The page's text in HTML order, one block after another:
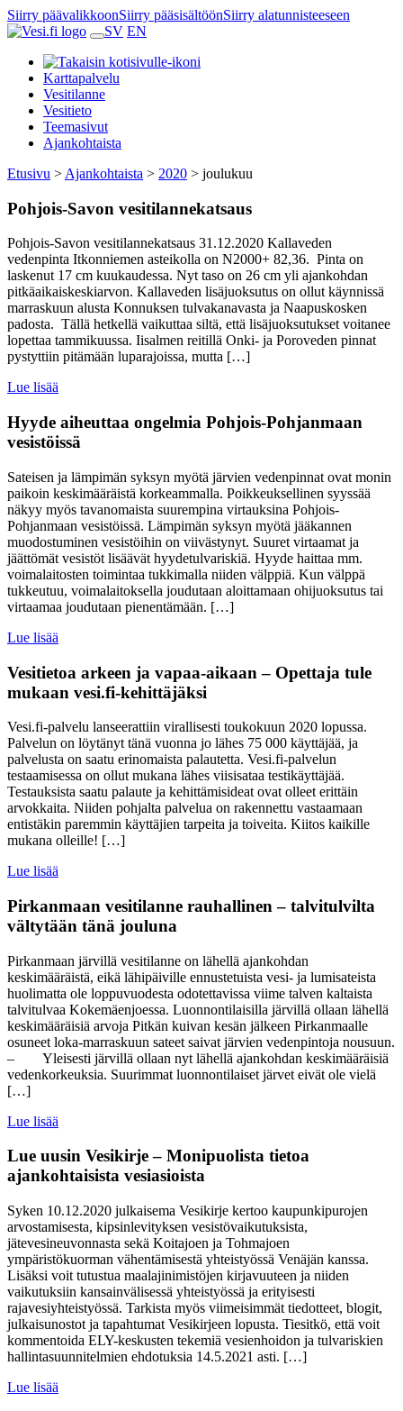
Siirry päävalikkoonSiirry pääsisältöönSiirry alatunnisteeseen
SV EN
Karttapalvelu
Vesitilanne
Vesitieto
Teemasivut
Ajankohtaista
Etusivu > Ajankohtaista > 2020 > joulukuu
Pohjois-Savon vesitilannekatsaus
Pohjois-Savon vesitilannekatsaus 31.12.2020 Kallaveden
vedenpinta Itkonniemen asteikolla on N2000+ 82,36. Pinta on
laskenut 17 cm kuukaudessa. Nyt taso on 26 cm yli ajankohdan
pitkäaikaiskeskiarvon. Kallaveden lisäjuoksutus on ollut käynnissä
marraskuun alusta Konnuksen tulvakanavasta ja Naapuskosken
padosta. Tällä hetkellä vaikuttaa siltä, että lisäjuoksutukset voitanee
lopettaa tammikuussa. Iisalmen reitillä Onki- ja Poroveden pinnat
pystyttiin pitämään luparajoissa, mutta […]
Lue lisää
Hyyde aiheuttaa ongelmia Pohjois-Pohjanmaan
vesistöissä
Sateisen ja lämpimän syksyn myötä järvien vedenpinnat ovat monin
paikoin keskimääräistä korkeammalla. Poikkeuksellinen syyssää
näkyy myös tavanomaista suurempina virtauksina Pohjois-
Pohjanmaan vesistöissä. Lämpimän syksyn myötä jääkannen
muodostuminen vesistöihin on viivästynyt. Suuret virtaamat ja
jäättömät vesistöt lisäävät hyydetulvariskiä. Hyyde haittaa mm.
voimalaitosten toimintaa tukkimalla niiden välppiä. Kun välppä
tukkeutuu, voimalaitoksella joudutaan aloittamaan ohijuoksutus tai
virtaamaa joudutaan pienentämään. […]
Lue lisää
Vesitietoa arkeen ja vapaa-aikaan – Opettaja tule
mukaan vesi.fi-kehittäjäksi
Vesi.fi-palvelu lanseerattiin virallisesti toukokuun 2020 lopussa.
Palvelun on löytänyt tänä vuonna jo lähes 75 000 käyttäjää, ja
palvelusta on saatu erinomaista palautetta. Vesi.fi-palvelun
testaamisessa on ollut mukana lähes viisisataa testikäyttäjää.
Testauksista saatu palaute ja kehittämisideat ovat olleet erittäin
arvokkaita. Niiden pohjalta palvelua on rakennettu vastaamaan
entistäkin paremmin käyttäjien tarpeita ja toiveita. Kiitos kaikille
mukana olleille! […]
Lue lisää
Pirkanmaan vesitilanne rauhallinen – talvitulvilta
vältytään tänä jouluna
Pirkanmaan järvillä vesitilanne on lähellä ajankohdan
keskimääräistä, eikä lähipäiville ennustetuista vesi- ja lumisateista
huolimatta ole loppuvuodesta odotettavissa viime talven kaltaista
talvitulvaa Kokemäenjoessa. Luonnontilaisilla järvillä ollaan lähellä
keskimääräisiä arvoja Pitkän kuivan kesän jälkeen Pirkanmaalle
osuneet loka-marraskuun sateet saivat järvien vedenpintoja nousuun.
– Yleisesti järvillä ollaan nyt lähellä ajankohdan keskimääräisiä
vedenkorkeuksia. Suurimmat luonnontilaiset järvet eivät ole vielä
[…]
Lue lisää
Lue uusin Vesikirje – Monipuolista tietoa
ajankohtaisista vesiasioista
Syken 10.12.2020 julkaisema Vesikirje kertoo kaupunkipurojen
arvostamisesta, kipsinlevityksen vesistövaikutuksista,
jätevesineuvonnasta sekä Koitajoen ja Tohmajoen
ympäristökuorman vähentämisestä yhteistyössä Venäjän kanssa.
Lisäksi voit tutustua maalajinimistöjen kirjavuuteen ja niiden
vaikutuksiin kansainvälisessä yhteistyössä ja erityisesti
rajavesiyhteistyössä. Tarkista myös viimeisimmät tiedotteet, blogit,
julkaisunostot ja tapahtumat Vesikirjeen lopusta. Tiesitkö, että voit
kommentoida ELY-keskusten tekemiä vesienhoidon ja tulvariskien
hallintasuunnitelmien ehdotuksia 14.5.2021 asti. […]
Lue lisää